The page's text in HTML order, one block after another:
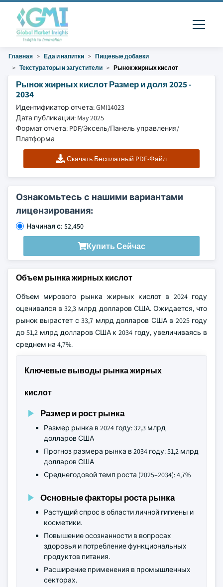
Главная Еда и напитки
Пищевые добавки
Текстураторы и загустители
Рынок жирных кислот
Рынок жирных кислот Размер и доля 2025 -
2034
Идентификатор отчета: GMI14023
Дата публикации: May 2025
Формат отчета: PDF/Эксель/Панель управления/
Платформа
Скачать Бесплатный PDF-Файл
Ознакомьтесь с нашими вариантами
лицензирования:
Начиная с: $2,450
Купить Сейчас
Объем рынка жирных кислот
Объем мирового рынка жирных кислот в 2024 году
оценивался в 32,3 млрд долларов США. Ожидается, что
рынок вырастет с 33,7 млрд долларов США в 2025 году
до 51,2 млрд долларов США к 2034 году, увеличиваясь в
среднем на 4,7%.
Ключевые выводы рынка жирных
кислот
Размер и рост рынка
Размер рынка в 2024 году: 32,3 млрд
долларов США
Прогноз размера рынка в 2034 году: 51,2 млрд
долларов США
Среднегодовой темп роста (2025–2034): 4,7%
Основные факторы роста рынка
Растущий спрос в области личной гигиены и
косметики.
Повышение осознанности в вопросах
здоровья и потребление функциональных
продуктов питания.
Расширение применения в промышленных
секторах.